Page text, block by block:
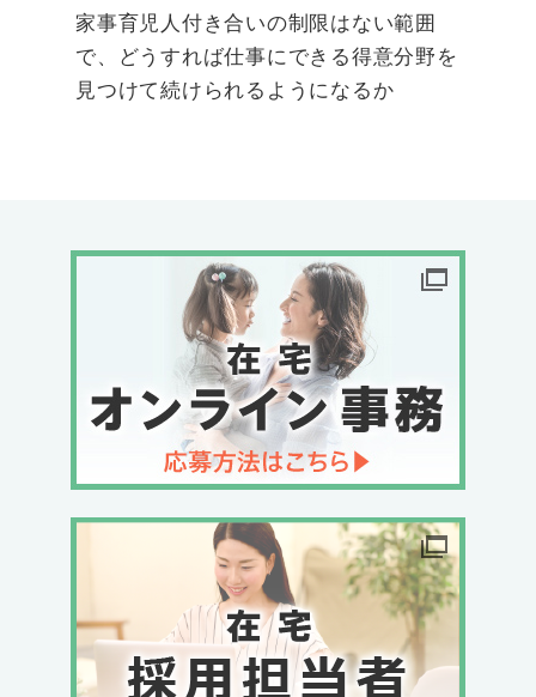
家事育児人付き合いの制限はない範囲
で、どうすれば仕事にできる得意分野を
見つけて続けられるようになるか